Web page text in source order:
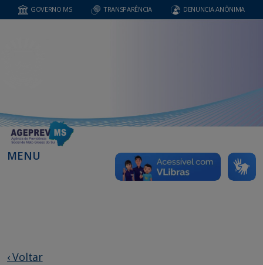
GOVERNO MS TRANSPARÊNCIA DENUNCIA ANÔNIMA
MENU
‹ Voltar